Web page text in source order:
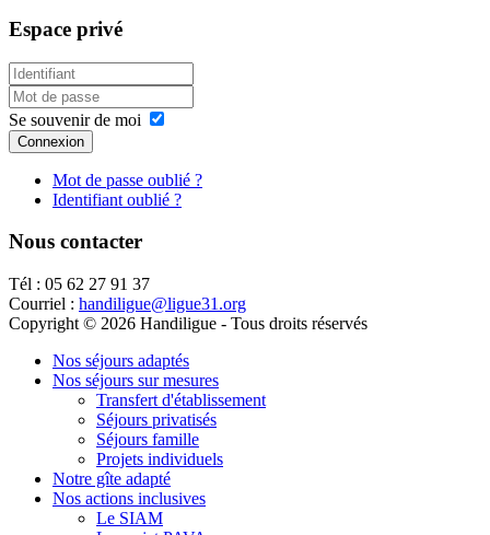
Espace privé
Se souvenir de moi
Connexion
Mot de passe oublié ?
Identifiant oublié ?
Nous contacter
Tél : 05 62 27 91 37
Courriel : handiligue@ligue31.org
Copyright © 2026 Handiligue - Tous droits réservés
Nos séjours adaptés
Nos séjours sur mesures
Transfert d'établissement
Séjours privatisés
Séjours famille
Projets individuels
Notre gîte adapté
Nos actions inclusives
Le SIAM